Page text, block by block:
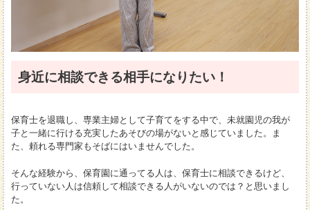
身近に相談できる相手になりたい！
保育士を退職し、専業主婦として子育てをする中で、未就園児の我が
子と一緒に行ける充実したあそびの場がないと感じていました。ま
た、頼れる専門家もそばにはいませんでした。
そんな経験から、保育園に通ってる人は、保育士に相談できるけど、
行っていない人は信頼して相談できる人がいないのでは？と思いまし
た。